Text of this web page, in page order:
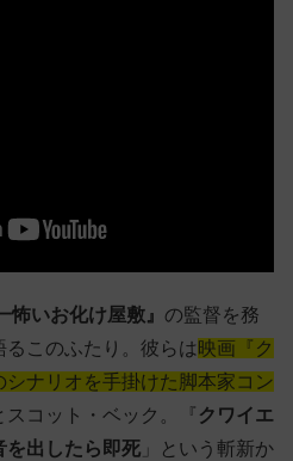
怖いお化け屋敷』 の監督を務
このふたり。彼らは 映画『ク
ナリオを手掛けた脚本家コン
スコット・ベック。『 クワイエ
を出したら即死 」という斬新か